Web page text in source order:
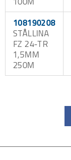
108190208
STÅLLINA
FZ 24-TR
1,5MM
250M